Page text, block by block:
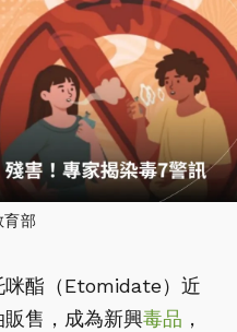
育部
咪酯（Etomidate）近
售，成為新興毒品 ，